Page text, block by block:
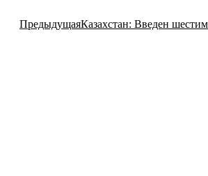
ПредыдущаяПредыдущая
Казахстан: Введен